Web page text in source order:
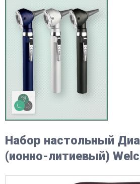
Набор настольный
(ионно-литиевый)